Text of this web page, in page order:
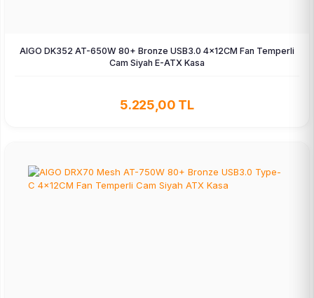
AIGO DK352 AT-650W 80+ Bronze USB3.0 4×12CM Fan Temperli
Cam Siyah E-ATX Kasa
5.225,00 TL